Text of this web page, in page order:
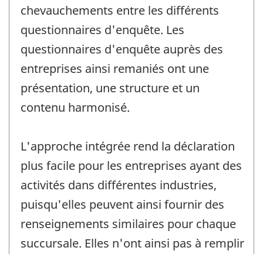
chevauchements entre les différents
questionnaires d'enquête. Les
questionnaires d'enquête auprès des
entreprises ainsi remaniés ont une
présentation, une structure et un
contenu harmonisé.
L'approche intégrée rend la déclaration
plus facile pour les entreprises ayant des
activités dans différentes industries,
puisqu'elles peuvent ainsi fournir des
renseignements similaires pour chaque
succursale. Elles n'ont ainsi pas à remplir